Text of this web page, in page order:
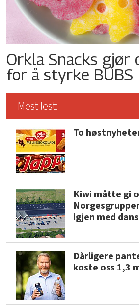
Orkla Snacks gjør
for å styrke BUBS
Mest lest:
To
Kiwi måtte gi
igjen med
Dårligere
koste oss 1,3